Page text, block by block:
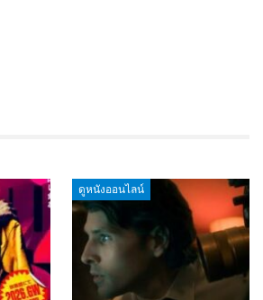
ดูหนังออนไลน์